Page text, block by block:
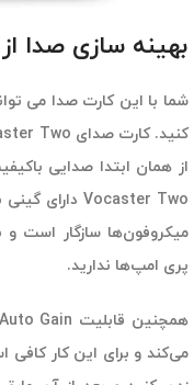
بهینه سازی صدا
شما با این کارت صدا می
از همان ابتدا صدایی
میکروفون‌ها سازگار است
پری امپ‌ها ندارید.
می‌کند و برای این کار